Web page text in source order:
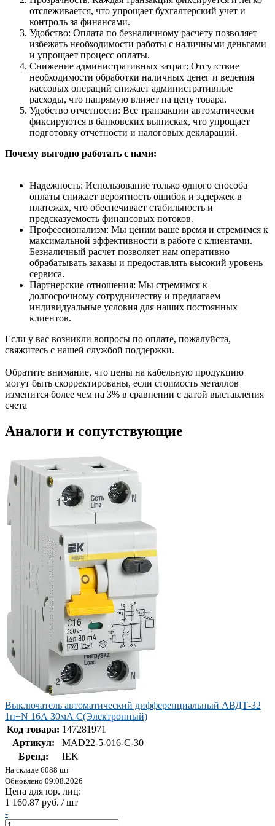
отслеживается, что упрощает бухгалтерский учет и
контроль за финансами.
Удобство: Оплата по безналичному расчету позволяет
избежать необходимости работы с наличными деньгами
и упрощает процесс оплаты.
Снижение административных затрат: Отсутствие
необходимости обработки наличных денег и ведения
кассовых операций снижает административные
расходы, что напрямую влияет на цену товара.
Удобство отчетности: Все транзакции автоматически
фиксируются в банковских выписках, что упрощает
подготовку отчетности и налоговых деклараций.
Почему выгодно работать с нами:
Надежность: Использование только одного способа
оплаты снижает вероятность ошибок и задержек в
платежах, что обеспечивает стабильность и
предсказуемость финансовых потоков.
Профессионализм: Мы ценим ваше время и стремимся к
максимальной эффективности в работе с клиентами.
Безналичный расчет позволяет нам оперативно
обрабатывать заказы и предоставлять высокий уровень
сервиса.
Партнерские отношения: Мы стремимся к
долгосрочному сотрудничеству и предлагаем
индивидуальные условия для наших постоянных
клиентов.
Если у вас возникли вопросы по оплате, пожалуйста,
свяжитесь с нашей службой поддержки.
Обратите внимание, что цены на кабельную продукцию
могут быть скорректированы, если стоимость металлов
изменится более чем на 3% в сравнении с датой выставления
счета
Аналоги и сопутствующие
Выключатель автоматический дифференциальный АВДТ-32
1п+N 16А 30мА С(Электронный)
Код товара: 147281971
Артикул:
MAD22-5-016-C-30
Бренд:
IEK
На складе 6088 шт
Обновлено 09.08.2026
Цена для юр. лиц:
1 160.87 руб. / шт
-